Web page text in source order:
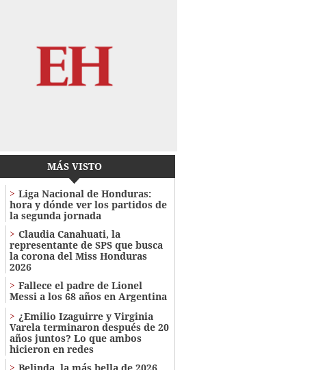
MÁS VISTO
Liga Nacional de Honduras:
hora y dónde ver los partidos de
la segunda jornada
Claudia Canahuati, la
representante de SPS que busca
la corona del Miss Honduras
2026
Fallece el padre de Lionel
Messi a los 68 años en Argentina
¿Emilio Izaguirre y Virginia
Varela terminaron después de 20
años juntos? Lo que ambos
hicieron en redes
Belinda, la más bella de 2026